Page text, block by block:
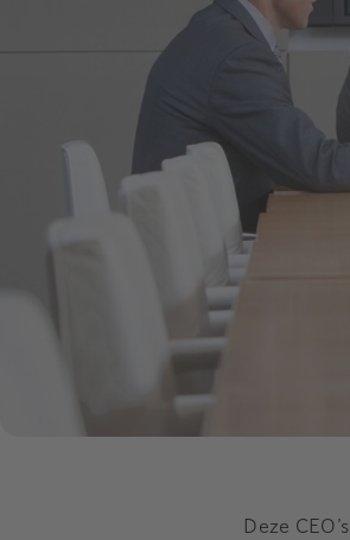
Deze